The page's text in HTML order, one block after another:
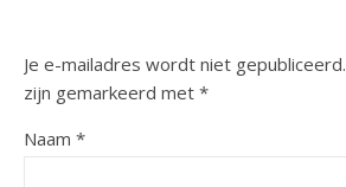
Je e-mailadres wordt niet gepubliceerd.
zijn gemarkeerd met *
Naam *